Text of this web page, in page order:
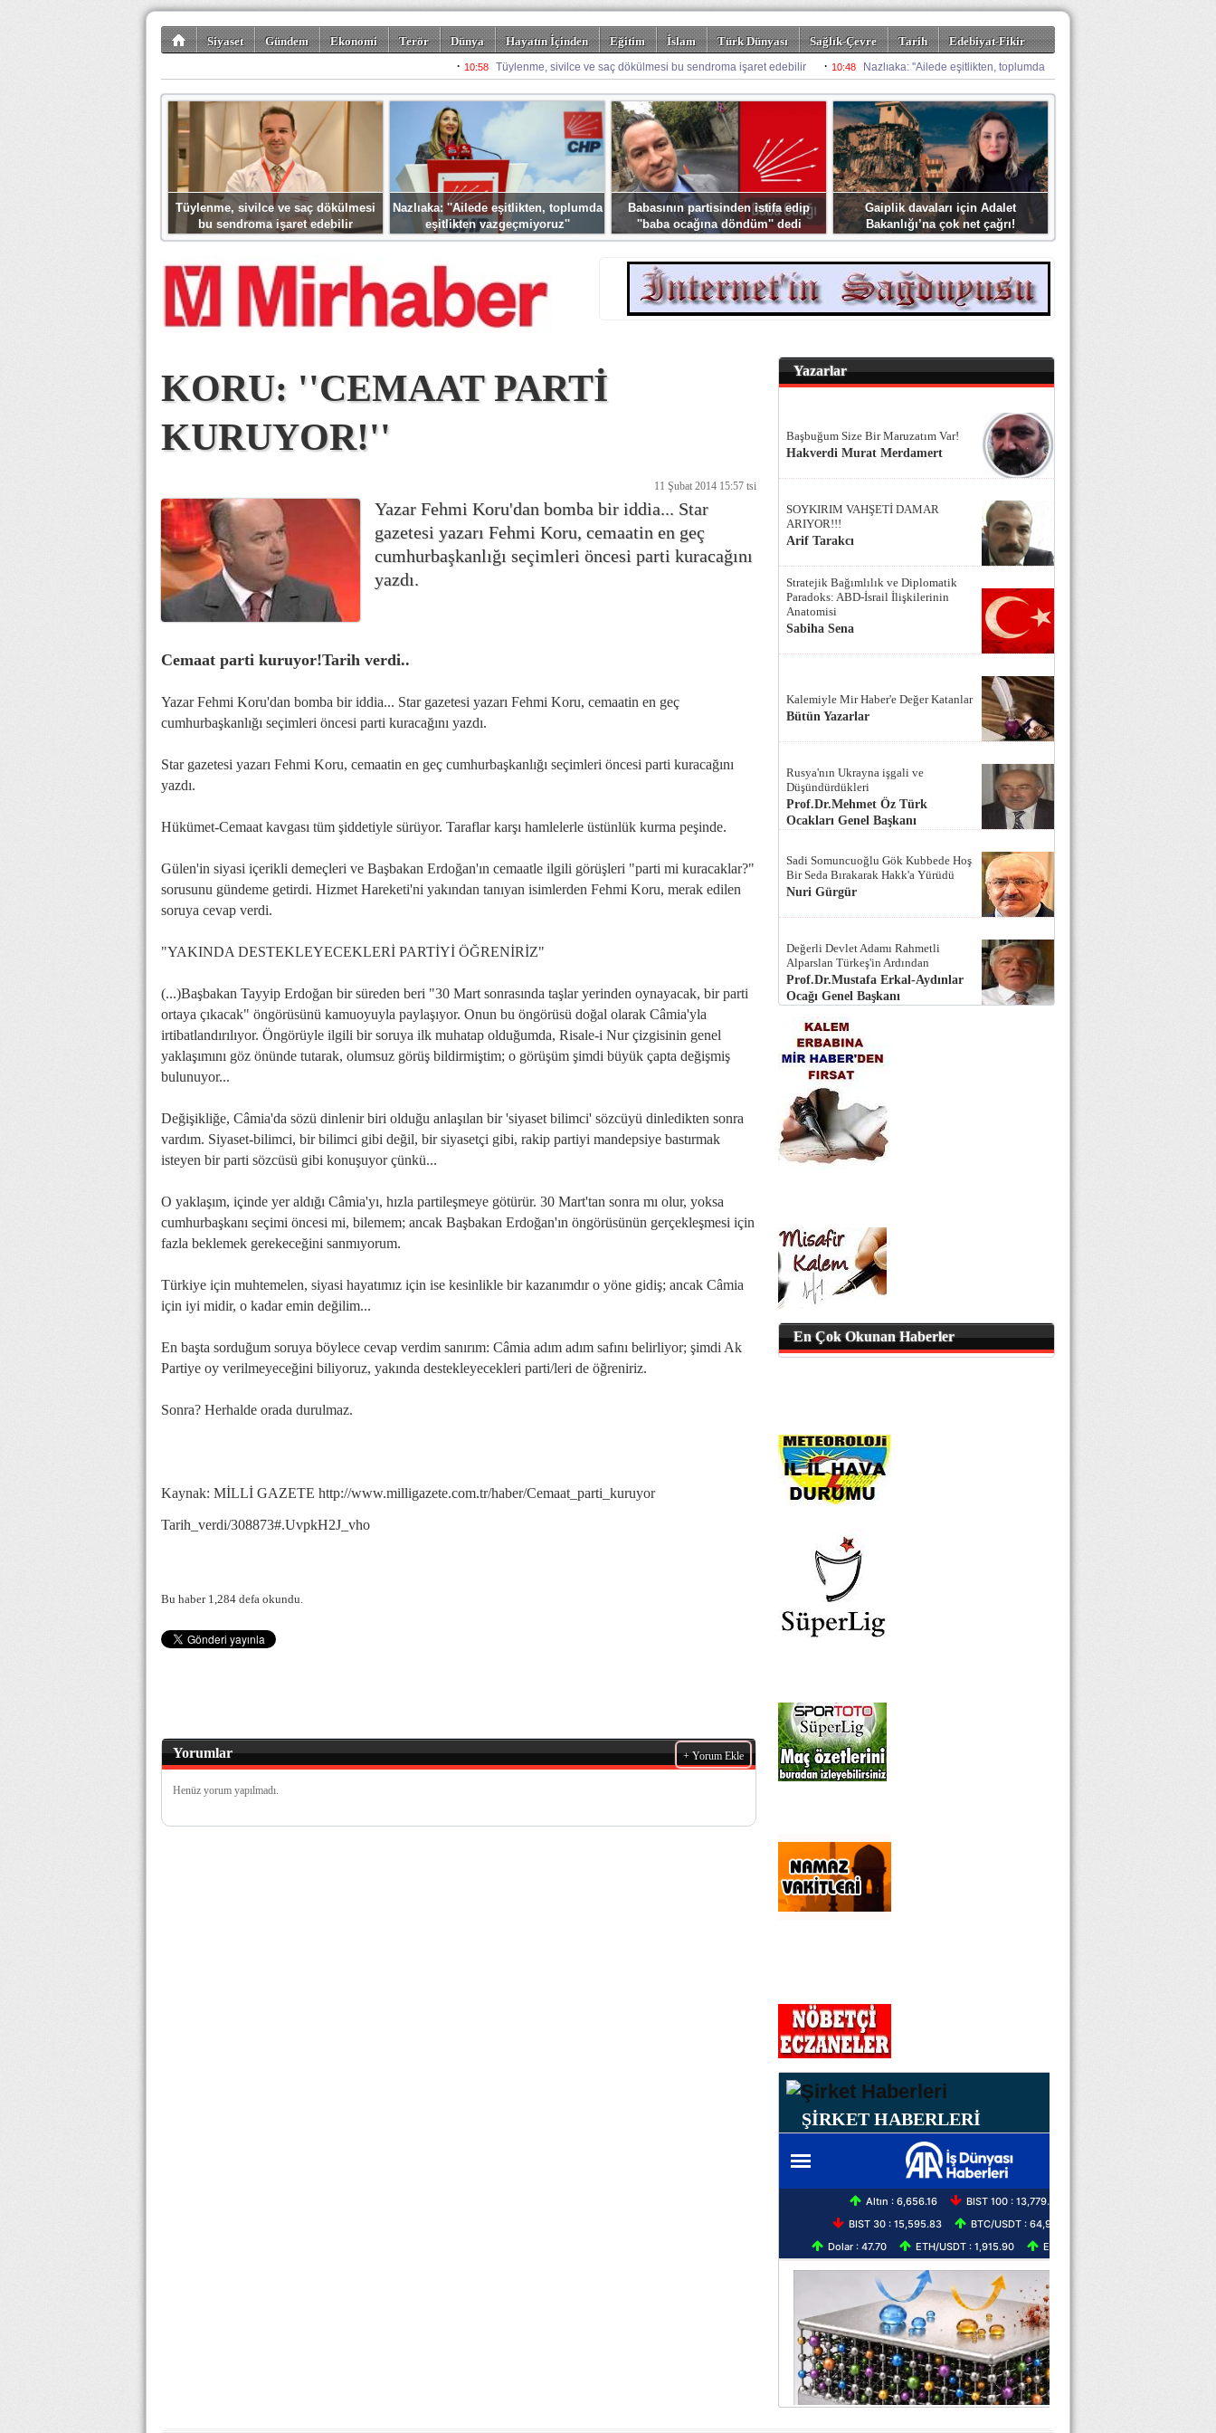
Siyaset Gündem Ekonomi Terör Dünya Hayatın İçinden Eğitim İslam Türk Dünyası Sağlık-Çevre Tarih
Edebiyat-Fikir
Spor Misafir Kalem Foto Galeriler
Tüylenme, sivilce ve saç dökülmesi
bu sendroma işaret edebilir
Nazlıaka: ''Ailede eşitlikten, toplumda
eşitlikten vazgeçmiyoruz''
Babasının partisinden istifa edip
''baba ocağına döndüm'' dedi
Gaiplik davaları için Adalet
Bakanlığı’na çok net çağrı!
KORU: ''CEMAAT PARTİ
KURUYOR!''
11 Şubat 2014 15:57 tsi
Yazar Fehmi Koru'dan bomba bir iddia... Star
gazetesi yazarı Fehmi Koru, cemaatin en geç
cumhurbaşkanlığı seçimleri öncesi parti kuracağını
yazdı.
Cemaat parti kuruyor!Tarih verdi..
Yazar Fehmi Koru'dan bomba bir iddia... Star gazetesi yazarı Fehmi Koru, cemaatin en geç
cumhurbaşkanlığı seçimleri öncesi parti kuracağını yazdı.
Star gazetesi yazarı Fehmi Koru, cemaatin en geç cumhurbaşkanlığı seçimleri öncesi parti kuracağını
yazdı.
Hükümet-Cemaat kavgası tüm şiddetiyle sürüyor. Taraflar karşı hamlelerle üstünlük kurma peşinde.
Gülen'in siyasi içerikli demeçleri ve Başbakan Erdoğan'ın cemaatle ilgili görüşleri "parti mi kuracaklar?"
sorusunu gündeme getirdi. Hizmet Hareketi'ni yakından tanıyan isimlerden Fehmi Koru, merak edilen
soruya cevap verdi.
"YAKINDA DESTEKLEYECEKLERİ PARTİYİ ÖĞRENİRİZ"
(...)Başbakan Tayyip Erdoğan bir süreden beri "30 Mart sonrasında taşlar yerinden oynayacak, bir parti
ortaya çıkacak" öngörüsünü kamuoyuyla paylaşıyor. Onun bu öngörüsü doğal olarak Câmia'yla
irtibatlandırılıyor. Öngörüyle ilgili bir soruya ilk muhatap olduğumda, Risale-i Nur çizgisinin genel
yaklaşımını göz önünde tutarak, olumsuz görüş bildirmiştim; o görüşüm şimdi büyük çapta değişmiş
bulunuyor...
Değişikliğe, Câmia'da sözü dinlenir biri olduğu anlaşılan bir 'siyaset bilimci' sözcüyü dinledikten sonra
vardım. Siyaset-bilimci, bir bilimci gibi değil, bir siyasetçi gibi, rakip partiyi mandepsiye bastırmak
isteyen bir parti sözcüsü gibi konuşuyor çünkü...
O yaklaşım, içinde yer aldığı Câmia'yı, hızla partileşmeye götürür. 30 Mart'tan sonra mı olur, yoksa
cumhurbaşkanı seçimi öncesi mi, bilemem; ancak Başbakan Erdoğan'ın öngörüsünün gerçekleşmesi için
fazla beklemek gerekeceğini sanmıyorum.
Türkiye için muhtemelen, siyasi hayatımız için ise kesinlikle bir kazanımdır o yöne gidiş; ancak Câmia
için iyi midir, o kadar emin değilim...
En başta sorduğum soruya böylece cevap verdim sanırım: Câmia adım adım safını belirliyor; şimdi Ak
Partiye oy verilmeyeceğini biliyoruz, yakında destekleyecekleri parti/leri de öğreniriz.
Sonra? Herhalde orada durulmaz.
Kaynak: MİLLİ GAZETE http://www.milligazete.com.tr/haber/Cemaat_parti_kuruyor
Tarih_verdi/308873#.UvpkH2J_vho
Bu haber 1,284 defa okundu.
Yorumlar + Yorum Ekle
Henüz yorum yapılmadı.
Yazarlar
Başbuğum Size Bir Maruzatım Var!
Hakverdi Murat Merdamert
SOYKIRIM VAHŞETİ DAMAR
ARIYOR!!!
Arif Tarakcı
Stratejik Bağımlılık ve Diplomatik
Paradoks: ABD-İsrail İlişkilerinin
Anatomisi
Sabiha Sena
Kalemiyle Mir Haber'e Değer Katanlar
Bütün Yazarlar
Rusya'nın Ukrayna işgali ve
Düşündürdükleri
Prof.Dr.Mehmet Öz Türk
Ocakları Genel Başkanı
Sadi Somuncuoğlu Gök Kubbede Hoş
Bir Seda Bırakarak Hakk'a Yürüdü
Nuri Gürgür
Değerli Devlet Adamı Rahmetli
Alparslan Türkeş'in Ardından
Prof.Dr.Mustafa Erkal-Aydınlar
Ocağı Genel Başkanı
En Çok Okunan Haberler
ŞİRKET HABERLERİ